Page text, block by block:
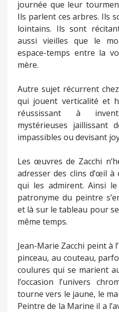
qui les admirent. Ainsi
patronyme du peintre
et là sur le tableau pour
même temps.
Jean-Marie Zacchi peint à
coulures qui se marient
l’occasion l’univers
tourne vers le jaune, le
Peintre de la Marine il a
de greffer une ancre de
Michèle Acquaviva-Pache
Jean-Marie Zacchi
soixante ans de
sous le titre, « Zacchi –
» à lire et à contempler
Le livre s’ouvre sur
dévoilent bien son
toutes mes toiles la